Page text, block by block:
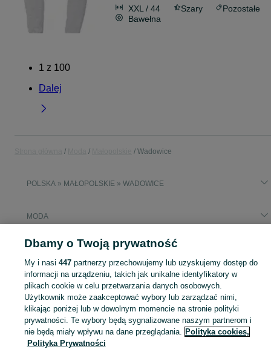
XXL / 44 Szary
Pozostałe
Bawełna
1 z 100
Dalej
Wadowice
POLSKA » MAŁOPOLSKIE » WADOWICE
MODA
KATEGORIA
Moda Wadowice ▶️ Odzież, obuwie, torebki, akcesoria i biżuteria ✅ Nowe i używane w atrakcyjnych cenach ✌ Znajdź najlepsze ogłoszenia na OLX.pl! Zobacz
Mapa kategorii
Mapa miejscowości
Mapa ministron
Dbamy o Twoją prywatność
My i nasi 447partnerzy przechowujemy lub uzyskujemy dostęp do
informacji na urządzeniu, takich jak unikalne identyfikatory w
plikach cookie w celu przetwarzania danych osobowych.
Użytkownik może zaakceptować wybory lub zarządzać nimi,
klikając poniżej lub w dowolnym momencie na stronie polityki
prywatności. Te wybory będą sygnalizowane naszym partnerom i
nie będą miały wpływu na dane przeglądania. Polityka cookies,
Polityka Prywatności